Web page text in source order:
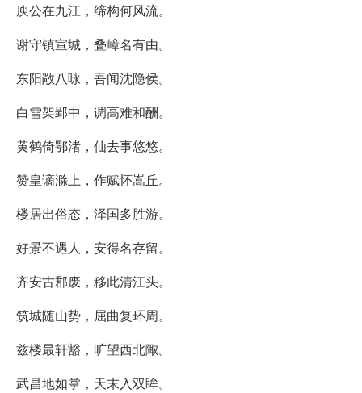
庾公在九江，缔构何风流。
谢守镇宣城，叠嶂名有由。
东阳敞八咏，吾闻沈隐侯。
白雪架郢中，调高难和酬。
黄鹤倚鄂渚，仙去事悠悠。
赞皇谪滁上，作赋怀嵩丘。
楼居出俗态，泽国多胜游。
好景不遇人，安得名存留。
齐安古郡废，移此清江头。
筑城随山势，屈曲复环周。
兹楼最轩豁，旷望西北陬。
武昌地如掌，天末入双眸。